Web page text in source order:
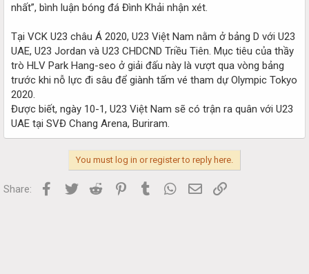
nhất”, bình luận bóng đá Đình Khải nhận xét.
Tại VCK U23 châu Á 2020, U23 Việt Nam nằm ở bảng D với U23
UAE, U23 Jordan và U23 CHDCND Triều Tiên. Mục tiêu của thầy
trò HLV Park Hang-seo ở giải đấu này là vượt qua vòng bảng
trước khi nỗ lực đi sâu để giành tấm vé tham dự Olympic Tokyo
2020.
Được biết, ngày 10-1, U23 Việt Nam sẽ có trận ra quân với U23
UAE tại SVĐ Chang Arena, Buriram.
You must log in or register to reply here.
Share: Facebook
Twitter Reddit PinterestTumblr WhatsApp
Email